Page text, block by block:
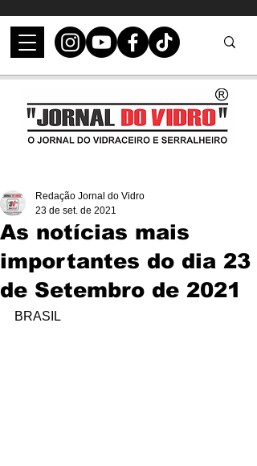
As notícias mais
importantes do dia 23
de Setembro de 2021
Redação Jornal do Vidro
23 de set. de 2021
BRASIL